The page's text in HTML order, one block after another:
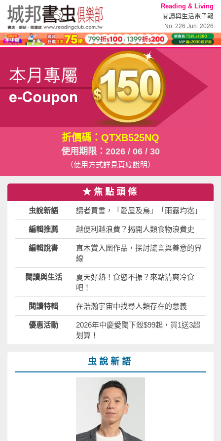
Reading & Living
閱讀與生活電子報
No. 226 Jun. 2026
折價碼：QTXB525NQ
使用期限：2026 / 06 / 30
（使用方式詳見頁底說明）
★焦點頭條
虫說新語 讀者買書，「愛屋及烏」「雨露均霑」
編輯推薦 越便利越浪費？揭開人類食物浪費史
編輯說書
直木賞入圍作品，探討謊言與善意的界
線
閱讀與生活
夏天好熱！食慾不振？來點清爽冷食
吧！
閱讀特輯 在浩瀚宇宙中找尋人類存在的意義
優惠活動
2026年中慶愛閱下殺$99起，買1送3超
划算！
虫說新語